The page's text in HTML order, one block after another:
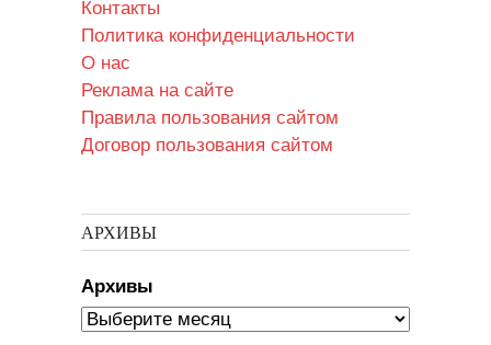
Контакты
Политика конфиденциальности
О нас
Реклама на сайте
Правила пользования сайтом
Договор пользования сайтом
АРХИВЫ
Архивы